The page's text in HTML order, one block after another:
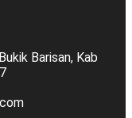
Barisan, Kab